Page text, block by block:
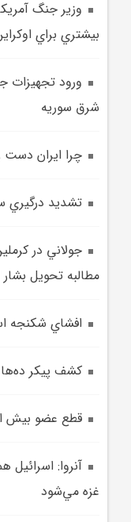
وزير جنگ
بيشتري براي
ورود تجهيزات
شرق سوريه
چرا ايران دست
تشديد درگيري
جولاني در
مطالبه تحويل
افشاي شکنجه
کشف پيکر ده‌ها
قطع عضو بيش از 15000 فلسطيني در جنگ
آنروا:
غزه مي‌شود